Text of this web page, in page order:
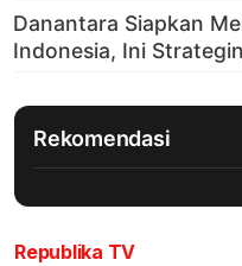
Rekomendasi
Republika TV